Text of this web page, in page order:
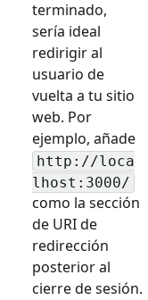
terminado,
sería ideal
redirigir al
usuario de
vuelta a tu sitio
web. Por
ejemplo, añade
http://loca
lhost:3000/
como la sección
de URI de
redirección
posterior al
cierre de sesión.